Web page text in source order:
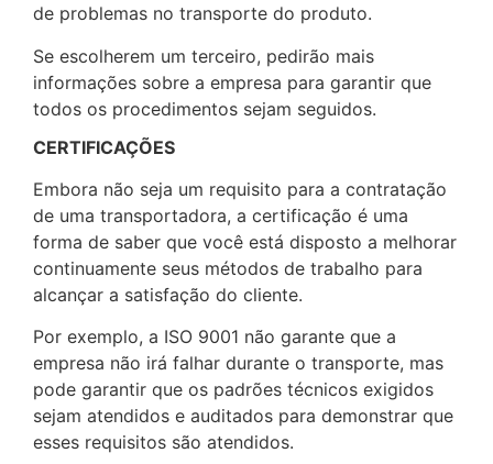
de problemas no transporte do produto.
Se escolherem um terceiro, pedirão mais
informações sobre a empresa para garantir que
todos os procedimentos sejam seguidos.
CERTIFICAÇÕES
Embora não seja um requisito para a contratação
de uma transportadora, a certificação é uma
forma de saber que você está disposto a melhorar
continuamente seus métodos de trabalho para
alcançar a satisfação do cliente.
Por exemplo, a ISO 9001 não garante que a
empresa não irá falhar durante o transporte, mas
pode garantir que os padrões técnicos exigidos
sejam atendidos e auditados para demonstrar que
esses requisitos são atendidos.